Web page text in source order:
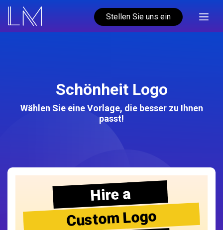
Stellen Sie uns ein
Schönheit Logo
Wählen Sie eine Vorlage, die besser zu Ihnen
passt!
Hire a
Custom Logo